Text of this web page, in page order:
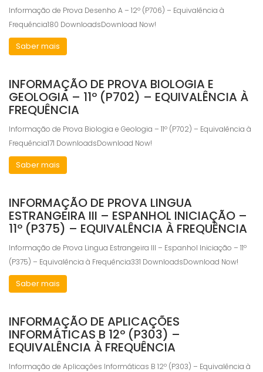
Informação de Prova Desenho A – 12º (P706) – Equivalência à
Frequência180 DownloadsDownload Now!
Saber mais
INFORMAÇÃO DE PROVA BIOLOGIA E
GEOLOGIA – 11º (P702) – EQUIVALÊNCIA À
FREQUÊNCIA
Informação de Prova Biologia e Geologia – 11º (P702) – Equivalência à
Frequência171 DownloadsDownload Now!
Saber mais
INFORMAÇÃO DE PROVA LINGUA
ESTRANGEIRA III – ESPANHOL INICIAÇÃO –
11º (P375) – EQUIVALÊNCIA À FREQUÊNCIA
Informação de Prova Lingua Estrangeira III – Espanhol Iniciação – 11º
(P375) – Equivalência à Frequência331 DownloadsDownload Now!
Saber mais
INFORMAÇÃO DE APLICAÇÕES
INFORMÁTICAS B 12º (P303) –
EQUIVALÊNCIA À FREQUÊNCIA
Informação de Aplicações Informáticas B 12º (P303) – Equivalência à